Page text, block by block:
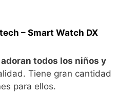
– Smart Watch DX
adoran todos los niños y
Tiene gran cantidad
para ellos.